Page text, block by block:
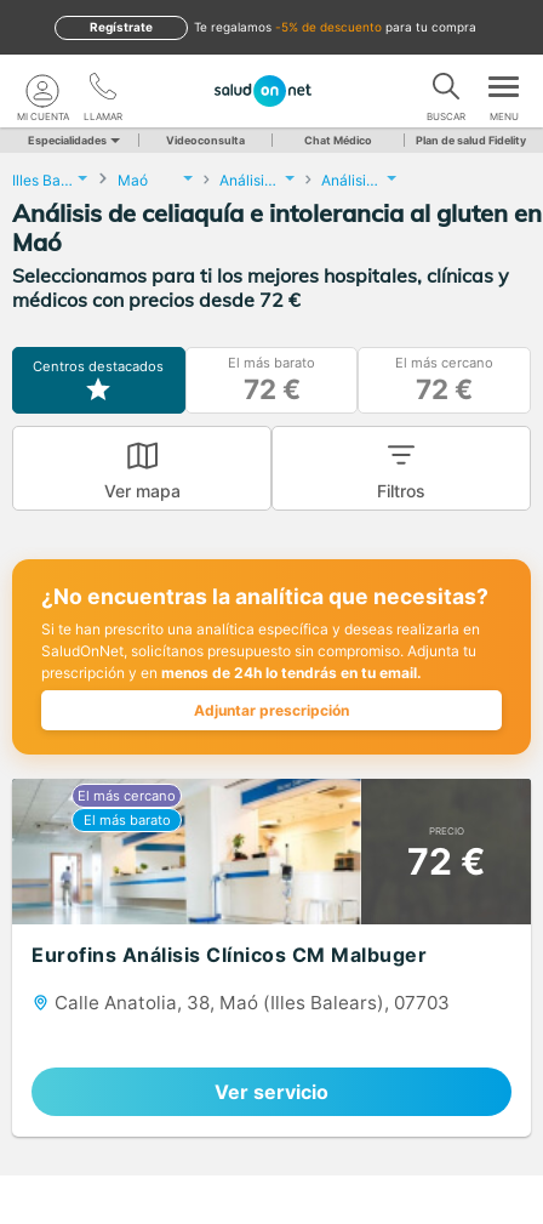
te regalamos -5% de descuento para tu compra
Regístrate
LLAMAR
MI CUENTA BUSCAR MENU
Especialidades Videoconsulta Chat Médico Plan de salud Fidelity
Illes Balears Maó Análisis Clínicos Análisis de celiaquía e intolerancia al gluten
Análisis de celiaquía e intolerancia al gluten en
Maó
Seleccionamos para ti los mejores hospitales, clínicas y
médicos con precios desde 72 €
Centros destacados El más barato
72 €
El más cercano
72 €
Ver mapa Filtros
¿No encuentras la analítica que necesitas?
Si te han prescrito una analítica específica y deseas realizarla en
SaludOnNet, solicítanos presupuesto sin compromiso. Adjunta tu
prescripción y en menos de 24h lo tendrás en tu email.
Adjuntar prescripción
PRECIO
72 €
Eurofins Análisis Clínicos CM Malbuger
Calle Anatolia, 38, Maó (Illes Balears), 07703
Ver servicio